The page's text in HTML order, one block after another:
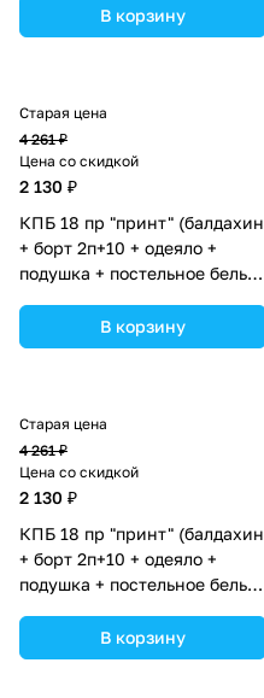
цвета в ассортименте.
В корзину
Старая цена
4 261 ₽
Цена со скидкой
2 130 ₽
КПБ 18 пр "принт" (балдахин
+ борт 2п+10 + одеяло +
подушка + постельное белье
(№П207_2а10_10) цвета в
ассортименте.
В корзину
Старая цена
4 261 ₽
Цена со скидкой
2 130 ₽
КПБ 18 пр "принт" (балдахин
+ борт 2п+10 + одеяло +
подушка + постельное белье
(№П207_2а10_09) цвета в
ассортименте.
В корзину